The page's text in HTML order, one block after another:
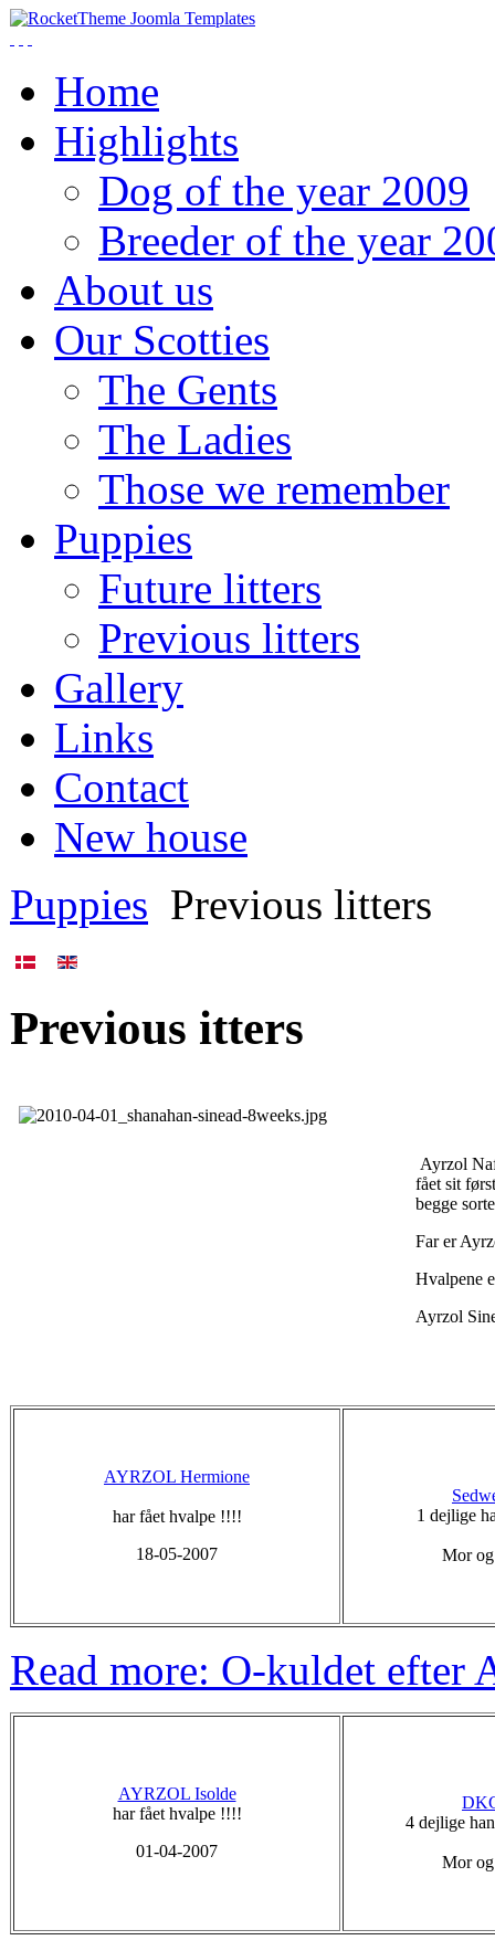
Home
Highlights
Dog of the year 2009
Breeder of the year
About us
Our Scotties
The Gents
The Ladies
Those we remember
Puppies
Future litters
Previous litters
Gallery
Links
Contact
New house
Puppies Previous litters
Previous itters
Ayrzol
fået sit
begge
Far er
Hvalpene
Ayrzol
AYRZOL Hermione
har fået hvalpe !!!!
18-05-2007
1 dejlige
Mor
Read more: O-kuldet efter
AYRZOL Isolde
har fået hvalpe !!!!
01-04-2007
4 dejlige
Mor